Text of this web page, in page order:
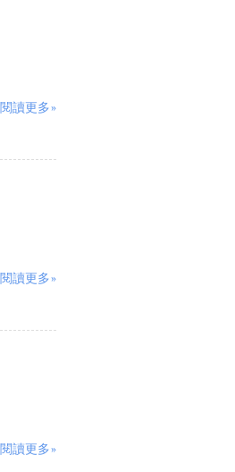
閱讀更多»
閱讀更多»
閱讀更多»